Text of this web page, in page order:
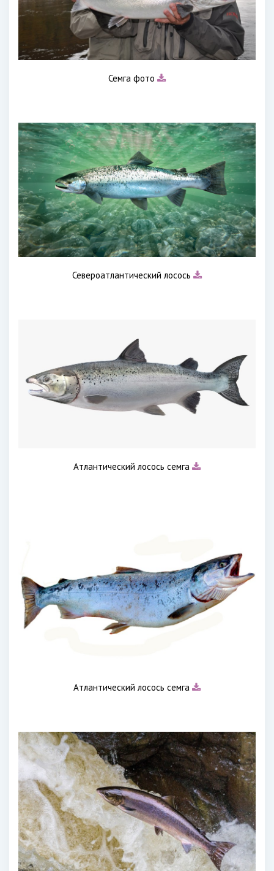
Семга фото
Североатлантический лосось
Атлантический лосось семга
Атлантический лосось семга